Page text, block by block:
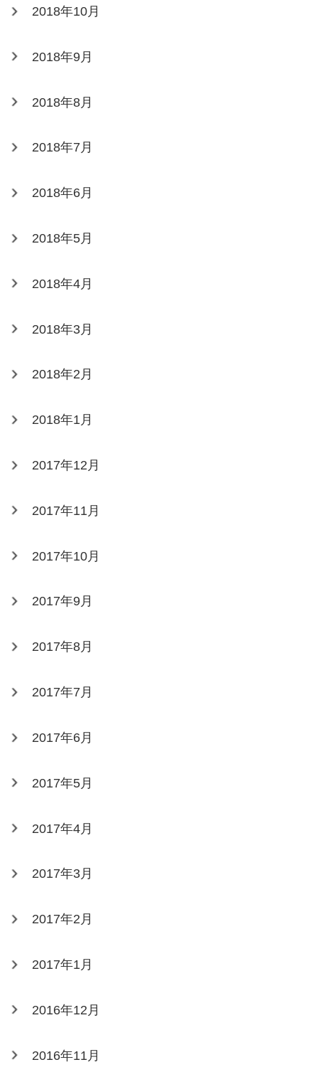
2018年10月
2018年9月
2018年8月
2018年7月
2018年6月
2018年5月
2018年4月
2018年3月
2018年2月
2018年1月
2017年12月
2017年11月
2017年10月
2017年9月
2017年8月
2017年7月
2017年6月
2017年5月
2017年4月
2017年3月
2017年2月
2017年1月
2016年12月
2016年11月